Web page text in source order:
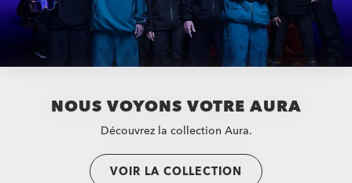
NOUS VOYONS VOTRE AURA
Découvrez la collection Aura.
VOIR LA COLLECTION